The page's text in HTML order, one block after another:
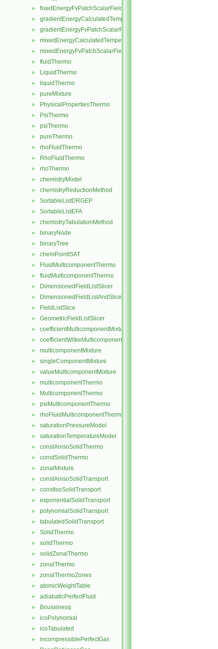
► fixedEnergyFvPatchScalarField
► gradientEnergyCalculatedTemperatureFvPatchScalarField
► gradientEnergyFvPatchScalarField
► mixedEnergyCalculatedTemperatureFvPatchScalarField
► mixedEnergyFvPatchScalarField
► fluidThermo
► LiquidThermo
► liquidThermo
► pureMixture
► PhysicalPropertiesThermo
► PsiThermo
► psiThermo
► pureThermo
► rhoFluidThermo
► RhoFluidThermo
► rhoThermo
► chemistryModel
► chemistryReductionMethod
► SortableListDRGEP
► SortableListEFA
► chemistryTabulationMethod
► binaryNode
► binaryTree
► chemPointISAT
► FluidMulticomponentThermo
► fluidMulticomponentThermo
► DimensionedFieldListSlicer
► DimensionedFieldListAndSlicer
► FieldListSlice
► GeometricFieldListSlicer
► coefficientMulticomponentMixture
► coefficientWilkeMulticomponentMixture
► multicomponentMixture
► singleComponentMixture
► valueMulticomponentMixture
► multicomponentThermo
► MulticomponentThermo
► psiMulticomponentThermo
► rhoFluidMulticomponentThermo
► saturationPressureModel
► saturationTemperatureModel
► constAnisoSolidThermo
► constSolidThermo
► zonalMixture
► constAnisoSolidTransport
► constIsoSolidTransport
► exponentialSolidTransport
► polynomialSolidTransport
► tabulatedSolidTransport
► SolidThermo
► solidThermo
► solidZonalThermo
► zonalThermo
► zonalThermoZones
► atomicWeightTable
► adiabaticPerfectFluid
► Boussinesq
► icoPolynomial
► icoTabulated
► incompressiblePerfectGas